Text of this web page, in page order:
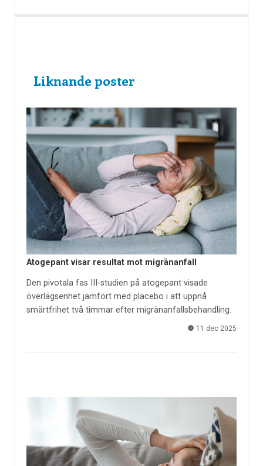
Liknande poster
Atogepant visar resultat mot migränanfall
Den pivotala fas III-studien på atogepant visade
överlägsenhet jämfört med placebo i att uppnå
smärtfrihet två timmar efter migränanfallsbehandling.
11 dec 2025